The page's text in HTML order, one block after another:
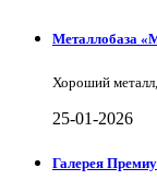
Металлобаза
Хороший металл,
25-01-2026
Галерея